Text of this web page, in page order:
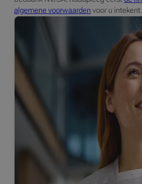
algemene voorwaarden voor u intekent.